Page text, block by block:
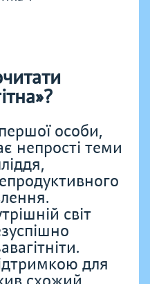
особи,
непрості теми
світ
для